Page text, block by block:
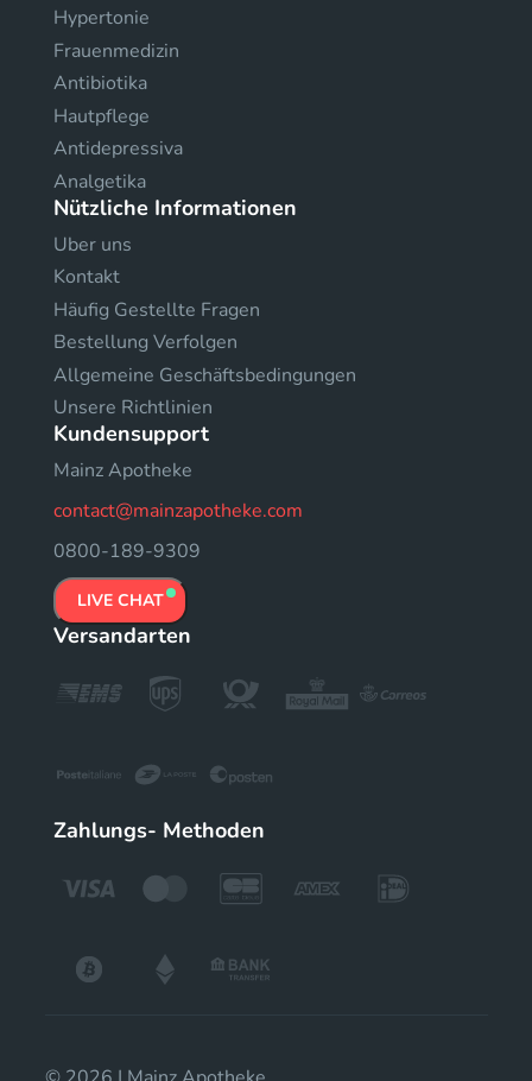
Hypertonie
Frauenmedizin
Antibiotika
Hautpflege
Antidepressiva
Analgetika
Nützliche Informationen
Uber uns
Kontakt
Häufig Gestellte Fragen
Bestellung Verfolgen
Allgemeine Geschäftsbedingungen
Unsere Richtlinien
Kundensupport
Mainz Apotheke
contact@mainzapotheke.com
0800-189-9309
LIVE CHAT
Versandarten
Zahlungs- Methoden